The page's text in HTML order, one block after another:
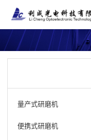
量产式研磨机
便携式研磨机